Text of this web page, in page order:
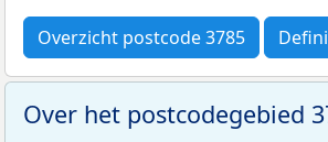
Overzicht postcode 3785
Over het postcodegebied